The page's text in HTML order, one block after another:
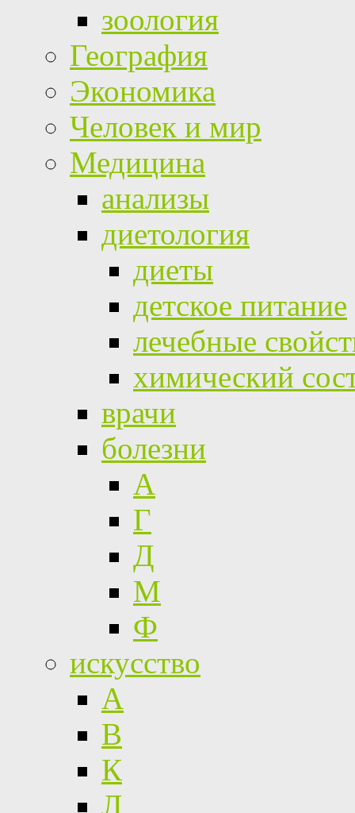
зоология
География
Экономика
Человек и мир
Медицина
анализы
диетология
диеты
детское питание
лечебные
химический
врачи
болезни
А
Г
Д
М
Ф
искусство
А
В
К
Л